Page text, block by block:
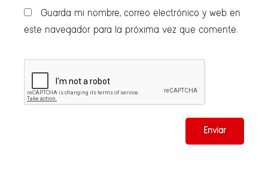
Guarda mi nombre, correo electrónico y web en
este navegador para la próxima vez que comente.